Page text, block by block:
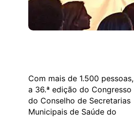
Com mais de 1.500 pessoas,
a 36.ª edição do Congresso
do Conselho de Secretarias
Municipais de Saúde do